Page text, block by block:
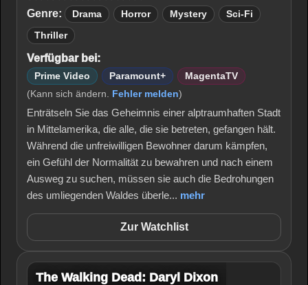
Genre:
Drama Horror Mystery Sci-Fi
Thriller
Verfügbar bei:
Prime Video Paramount+
MagentaTV
(Kann sich ändern. Fehler melden)
Enträtseln Sie das Geheimnis einer alptraumhaften Stadt
in Mittelamerika, die alle, die sie betreten, gefangen hält.
Während die unfreiwilligen Bewohner darum kämpfen,
ein Gefühl der Normalität zu bewahren und nach einem
Ausweg zu suchen, müssen sie auch die Bedrohungen
des umliegenden Waldes überle... mehr
Zur Watchlist
The Walking Dead: Daryl Dixon